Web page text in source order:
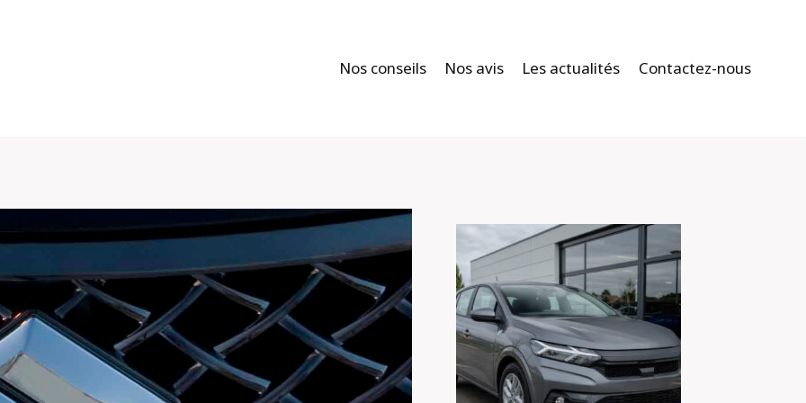
Nos conseils Nos avis Les actualités Contactez-nous